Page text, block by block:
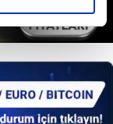
noktada,
tek gelir
vermedikleri